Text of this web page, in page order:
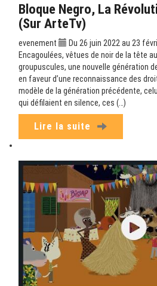
Bloque Negro, La
(sur ArteTv)
evenement
Du 26 juin 2022 au 23
Encagoulées, vêtues de noir de la tête
groupuscules, une nouvelle génération
en faveur d’une reconnaissance des
modèle de la génération précédente,
qui défilaient en silence, ces (…)
Lire la suite